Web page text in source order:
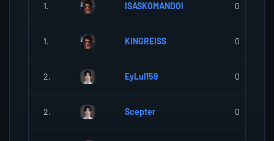
1. ISASKOMANDOI 0
1. KINGREISS 0
2. EyLul159 0
2. Scepter 0